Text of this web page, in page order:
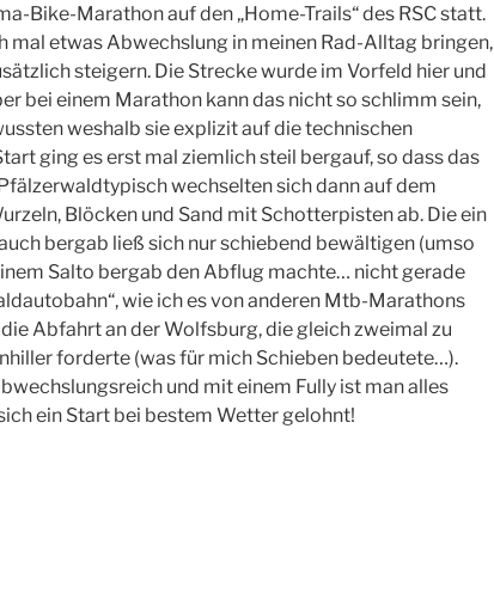
Bike-Marathon auf den „Home-Trails“ des RSC statt.
etwas Abwechslung in meinen Rad-Alltag bringen,
steigern. Die Strecke wurde im Vorfeld hier und
bei einem Marathon kann das nicht so schlimm sein,
weshalb sie explizit auf die technischen
ging es erst mal ziemlich steil bergauf, so dass das
wechselten sich dann auf dem
Blöcken und Sand mit Schotterpisten ab. Die ein
bergab ließ sich nur schiebend bewältigen (umso
Salto bergab den Abflug machte… nicht gerade
wie ich es von anderen Mtb-Marathons
Abfahrt an der Wolfsburg, die gleich zweimal zu
forderte (was für mich Schieben bedeutete…).
und mit einem Fully ist man alles
ein Start bei bestem Wetter gelohnt!